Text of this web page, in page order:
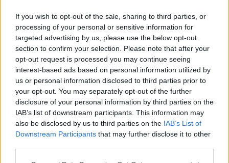
If you wish to opt-out of the sale, sharing to third parties, or
processing of your personal or sensitive information for
targeted advertising by us, please use the below opt-out
section to confirm your selection. Please note that after your
opt-out request is processed you may continue seeing
interest-based ads based on personal information utilized by
us or personal information disclosed to third parties prior to
your opt-out. You may separately opt-out of the further
disclosure of your personal information by third parties on the
IAB’s list of downstream participants. This information may
also be disclosed by us to third parties on the IAB’s List of
Downstream Participants that may further disclose it to other